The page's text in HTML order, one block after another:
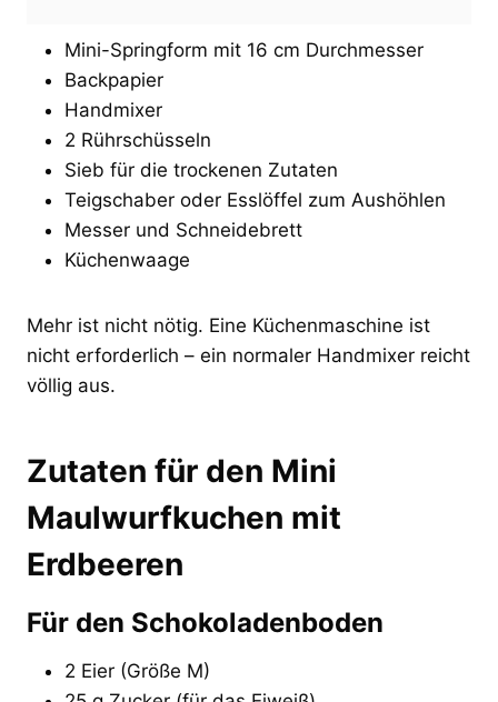
Mini-Springform mit 16 cm Durchmesser
Backpapier
Handmixer
2 Rührschüsseln
Sieb für die trockenen Zutaten
Teigschaber oder Esslöffel zum Aushöhlen
Messer und Schneidebrett
Küchenwaage
Mehr ist nicht nötig. Eine Küchenmaschine ist
nicht erforderlich – ein normaler Handmixer reicht
völlig aus.
Zutaten für den Mini
Maulwurfkuchen mit
Erdbeeren
Für den Schokoladenboden
2 Eier (Größe M)